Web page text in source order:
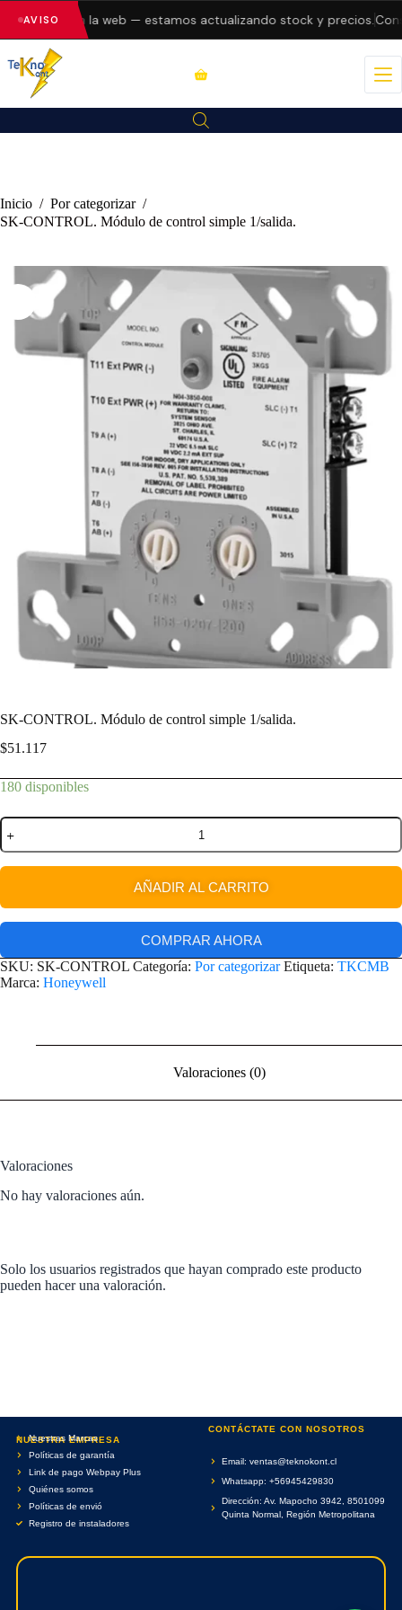
AVISO
errores en la web — estamos actualizando stock y precios.
Inicio / Por categorizar /
SK-CONTROL. Módulo de control simple 1/salida.
SK-CONTROL. Módulo de control simple 1/salida.
$51.117
180 disponibles
AÑADIR AL CARRITO
COMPRAR AHORA
SKU: SK-CONTROL Categoría: Por categorizar Etiqueta: TKCMB
Marca: Honeywell
Valoraciones (0)
Valoraciones
No hay valoraciones aún.
Solo los usuarios registrados que hayan comprado este producto
pueden hacer una valoración.
NUESTRA EMPRESA
Nuestras Marcas
Políticas de garantía
Link de pago Webpay Plus
Quiénes somos
Políticas de envió
Registro de instaladores
CONTÁCTATE CON NOSOTROS
Email: ventas@teknokont.cl
Whatsapp: +56945429830
Dirección: Av. Mapocho 3942, 8501099
Quinta Normal, Región Metropolitana